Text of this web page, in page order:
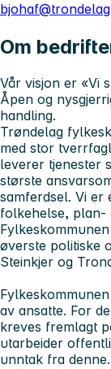
Om
Vår visjon er «Vi
Åpen og
handling.
Trøndelag
med stor
leverer tjenester
største
samferdsel. Vi
folkehelse, plan-
øverste politiske
Steinkjer og
av ansatte. For
kreves fremlagt
utarbeider
unntak fra denne.